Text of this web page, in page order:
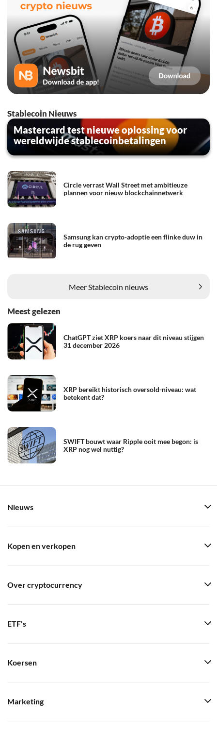
Stablecoin Nieuws
Mastercard test nieuwe oplossing voor
wereldwijde stablecoinbetalingen
Circle verrast Wall Street met ambitieuze
plannen voor nieuw blockchainnetwerk
Samsung kan crypto-adoptie een flinke duw in
de rug geven
Meer Stablecoin nieuws
Meest gelezen
ChatGPT ziet XRP koers naar dit niveau stijgen
31 december 2026
XRP bereikt historisch oversold-niveau: wat
betekent dat?
SWIFT bouwt waar Ripple ooit mee begon: is
XRP nog wel nuttig?
Nieuws
Kopen en verkopen
Over cryptocurrency
ETF's
Koersen
Marketing